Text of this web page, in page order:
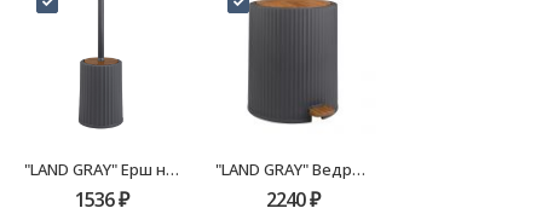
"LAND GRAY" Ерш напольный FX-482-5
1536₽
"LAND GRAY" Ведро 5 л FX-482-6
2240₽